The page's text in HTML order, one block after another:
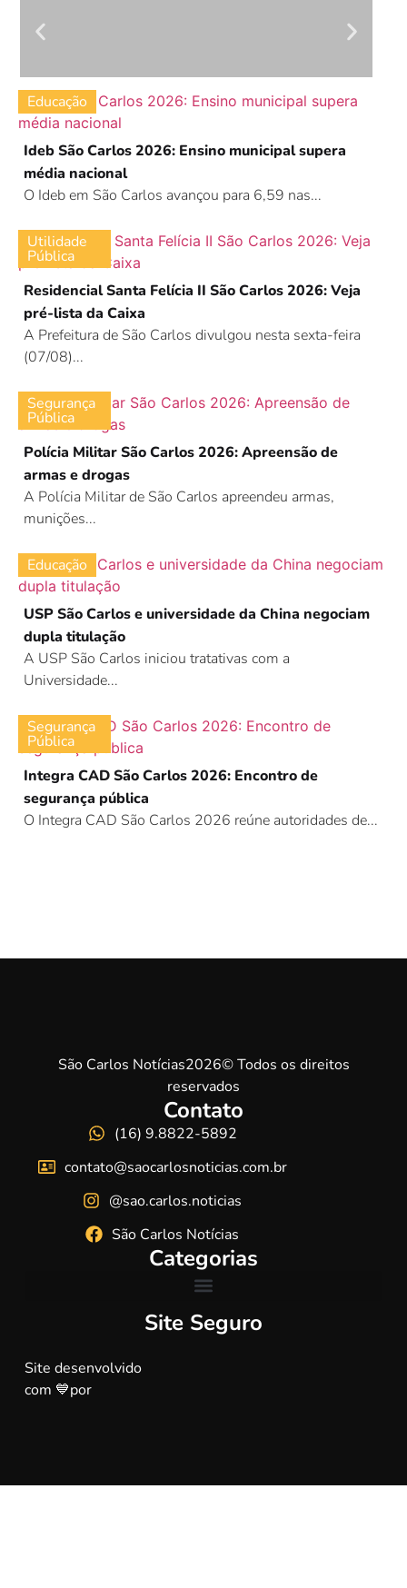
Educação
Ideb São Carlos 2026: Ensino municipal supera
média nacional
O Ideb em São Carlos avançou para 6,59 nas...
Utilidade
Pública
Residencial Santa Felícia II São Carlos 2026: Veja
pré-lista da Caixa
A Prefeitura de São Carlos divulgou nesta sexta-feira
(07/08)...
Segurança
Pública
Polícia Militar São Carlos 2026: Apreensão de
armas e drogas
A Polícia Militar de São Carlos apreendeu armas,
munições...
Educação
USP São Carlos e universidade da China negociam
dupla titulação
A USP São Carlos iniciou tratativas com a
Universidade...
Segurança
Pública
Integra CAD São Carlos 2026: Encontro de
segurança pública
O Integra CAD São Carlos 2026 reúne autoridades de...
São Carlos Notícias2026© Todos os direitos
reservados
Contato
(16) 9.8822-5892
contato@saocarlosnoticias.com.br
@sao.carlos.noticias
São Carlos Notícias
Categorias
Site Seguro
Site desenvolvido
com 💙por